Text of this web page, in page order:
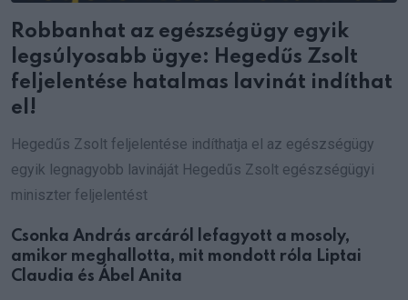
Robbanhat az egészségügy egyik
legsúlyosabb ügye: Hegedűs Zsolt
feljelentése hatalmas lavinát indíthat
el!
Hegedűs Zsolt feljelentése indíthatja el az egészségügy
egyik legnagyobb lavináját Hegedűs Zsolt egészségügyi
miniszter feljelentést
Csonka András arcáról lefagyott a mosoly,
amikor meghallotta, mit mondott róla Liptai
Claudia és Ábel Anita